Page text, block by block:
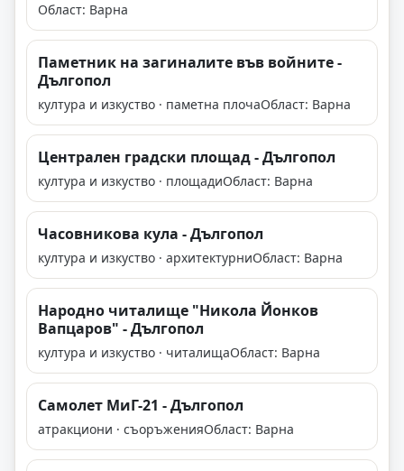
Област: Варна
Паметник на загиналите във войните -
Дългопол
култура и изкуство · паметна плочаОбласт: Варна
Централен градски площад - Дългопол
култура и изкуство · площадиОбласт: Варна
Часовникова кула - Дългопол
култура и изкуство · архитектурниОбласт: Варна
Народно читалище "Никола Йонков
Вапцаров" - Дългопол
култура и изкуство · читалищаОбласт: Варна
Самолет МиГ-21 - Дългопол
атракциони · съоръженияОбласт: Варна